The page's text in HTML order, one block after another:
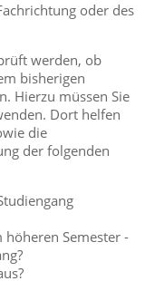
oder des
werden, ob
bisherigen
Hierzu müssen Sie
Dort helfen
die
der folgenden
höheren Semester -